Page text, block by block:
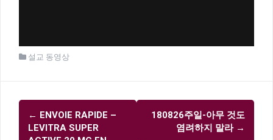
설교 동영상
글
내
← ENVOIE RAPIDE –
LEVITRA SUPER
180826주일-아무 것도
염려하지 말라 →